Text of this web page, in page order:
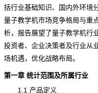
括行业基础知识、国内外环境
量子教学机市场竞争格局与重
析，报告展望了量子教学机行
投资者、企业决策者及行业从
场机遇，优化战略布局。
第一章 统计范围及所属行业
1.1 产品定义